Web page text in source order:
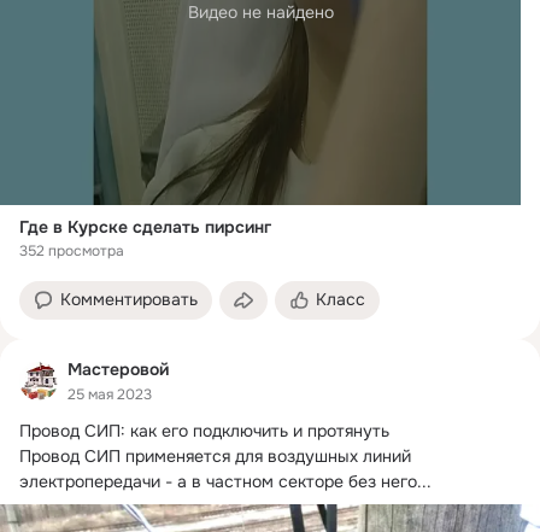
Видео не найдено
Где в Курске сделать пирсинг
352 просмотра
Комментировать Класс
Мастеровой
25 мая 2023
Провод СИП: как его подключить и протянуть
Провод СИП применяется для воздушных линий
электропередачи - а в частном секторе без него...